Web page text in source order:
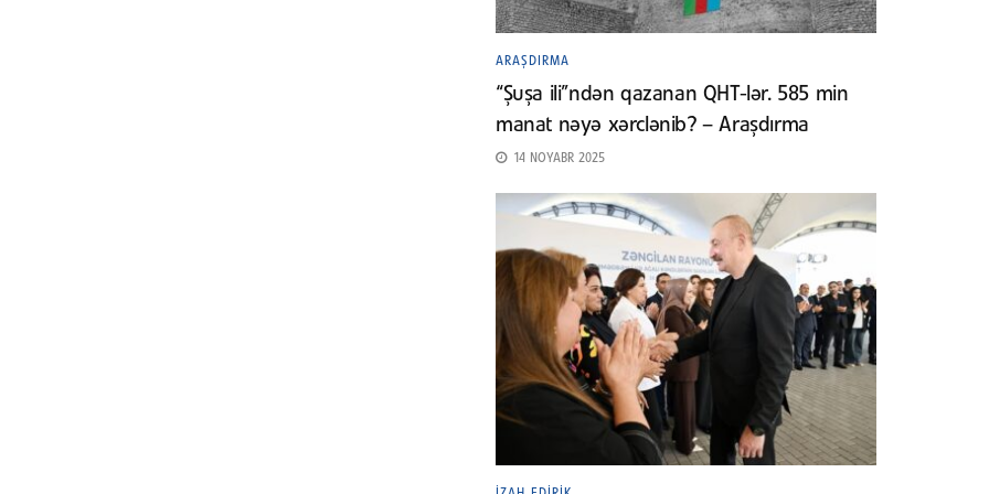
ARAŞDIRMA
“Şuşa ili”ndən qazanan QHT-lər. 585 min
manat nəyə xərclənib? – Araşdırma
14 NOYABR 2025